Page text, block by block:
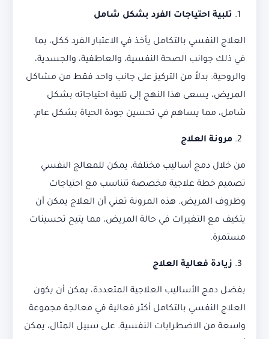
تلبية احتياجات الفرد بشكل شامل
العلاج النفسي بالتكامل يأخذ في الاعتبار الفرد ككل، بما
في ذلك جوانب الصحة النفسية، والعاطفية، والجسدية،
والروحية. بدلاً من التركيز على جانب واحد فقط من مشاكل
المريض، يسعى هذا النهج إلى تلبية احتياجاته بشكل
شامل، مما يساهم في تحسين جودة الحياة بشكل عام.
مرونة العلاج
من خلال دمج أساليب مختلفة، يمكن للمعالج النفسي
تصميم خطة علاجية مخصصة تتناسب مع احتياجات
وظروف المريض. هذه المرونة تعني أن العلاج يمكن أن
يتكيف مع التغيرات في حالة المريض، مما يتيح تحسينات
مستمرة.
زيادة فعالية العلاج
بفضل دمج الأساليب العلاجية المتعددة، يمكن أن يكون
العلاج النفسي بالتكامل أكثر فعالية في معالجة مجموعة
واسعة من الاضطرابات النفسية. على سبيل المثال، يمكن